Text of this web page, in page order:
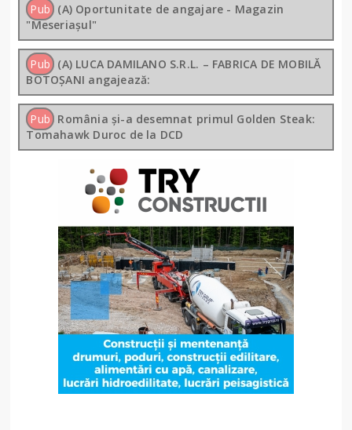
Pub (A) Oportunitate de angajare - Magazin
"Meseriașul"
Pub (A) LUCA DAMILANO S.R.L. – FABRICA DE MOBILĂ
BOTOȘANI angajează:
Pub România și-a desemnat primul Golden Steak:
Tomahawk Duroc de la DCD